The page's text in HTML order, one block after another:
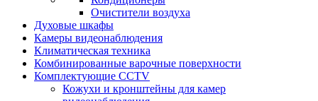
Очистители воздуха
Духовые шкафы
Камеры видеонаблюдения
Климатическая техника
Комбинированные варочные поверхности
Комплектующие CCTV
Кожухи и кронштейны для камер